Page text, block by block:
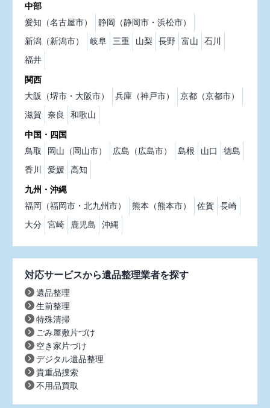
中部
愛知（名古屋市）
静岡（静岡市・浜松市）
新潟（新潟市）
岐阜 三重 山梨 長野 富山
石川
福井
関西
大阪（堺市・大阪市）
兵庫（神戸市）
京都（京都市）
滋賀
奈良 和歌山
中国・四国
鳥取
岡山（岡山市） 広島（広島市） 島根 山口
徳島
香川
愛媛 高知
九州・沖縄
福岡（福岡市・北九州市）
熊本（熊本市） 佐賀
長崎
大分
宮崎 鹿児島 沖縄
対応サービスから遺品整理業者を探す
遺品整理
生前整理
特殊清掃
ごみ屋敷片づけ
空き家片づけ
デジタル遺品整理
貴重品捜索
不用品買取